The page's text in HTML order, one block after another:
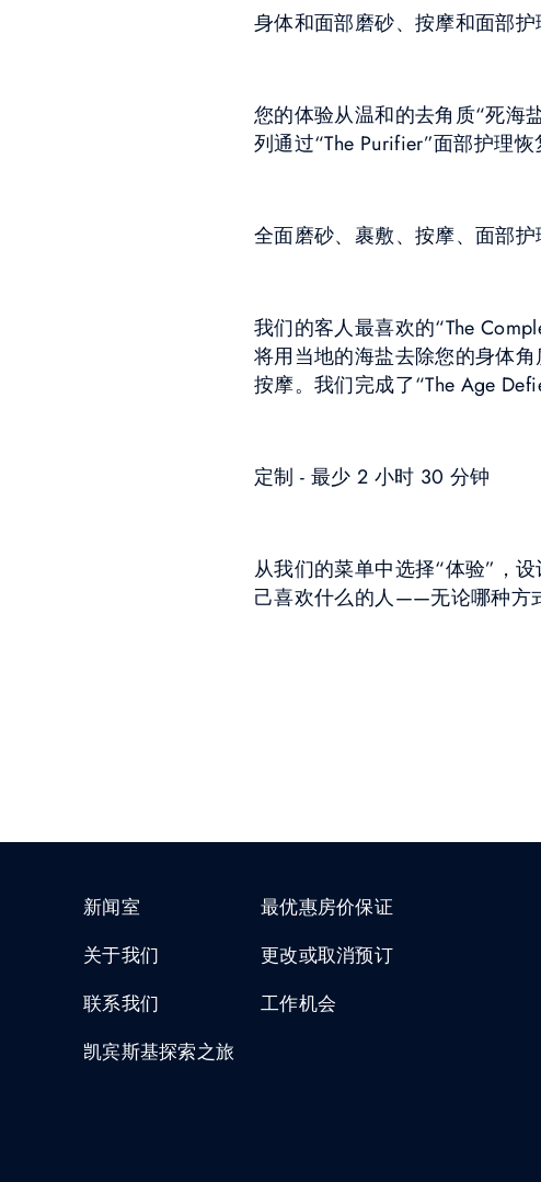
身体和面部磨砂、按摩和面部
您的体验从温和的去角质“死海
列通过“The Purifier”面部护理
全面磨砂、裹敷、按摩、面部
我们的客人最喜欢的“The
将用当地的海盐去除您的身体
按摩。我们完成了“The Age
定制 - 最少 2 小时 30 分钟
从我们的菜单中选择“体验”，
己喜欢什么的人——无论哪种方
新闻室
关于我们
联系我们
凯宾斯基探索之旅
最优惠房价保证
更改或取消预订
工作机会